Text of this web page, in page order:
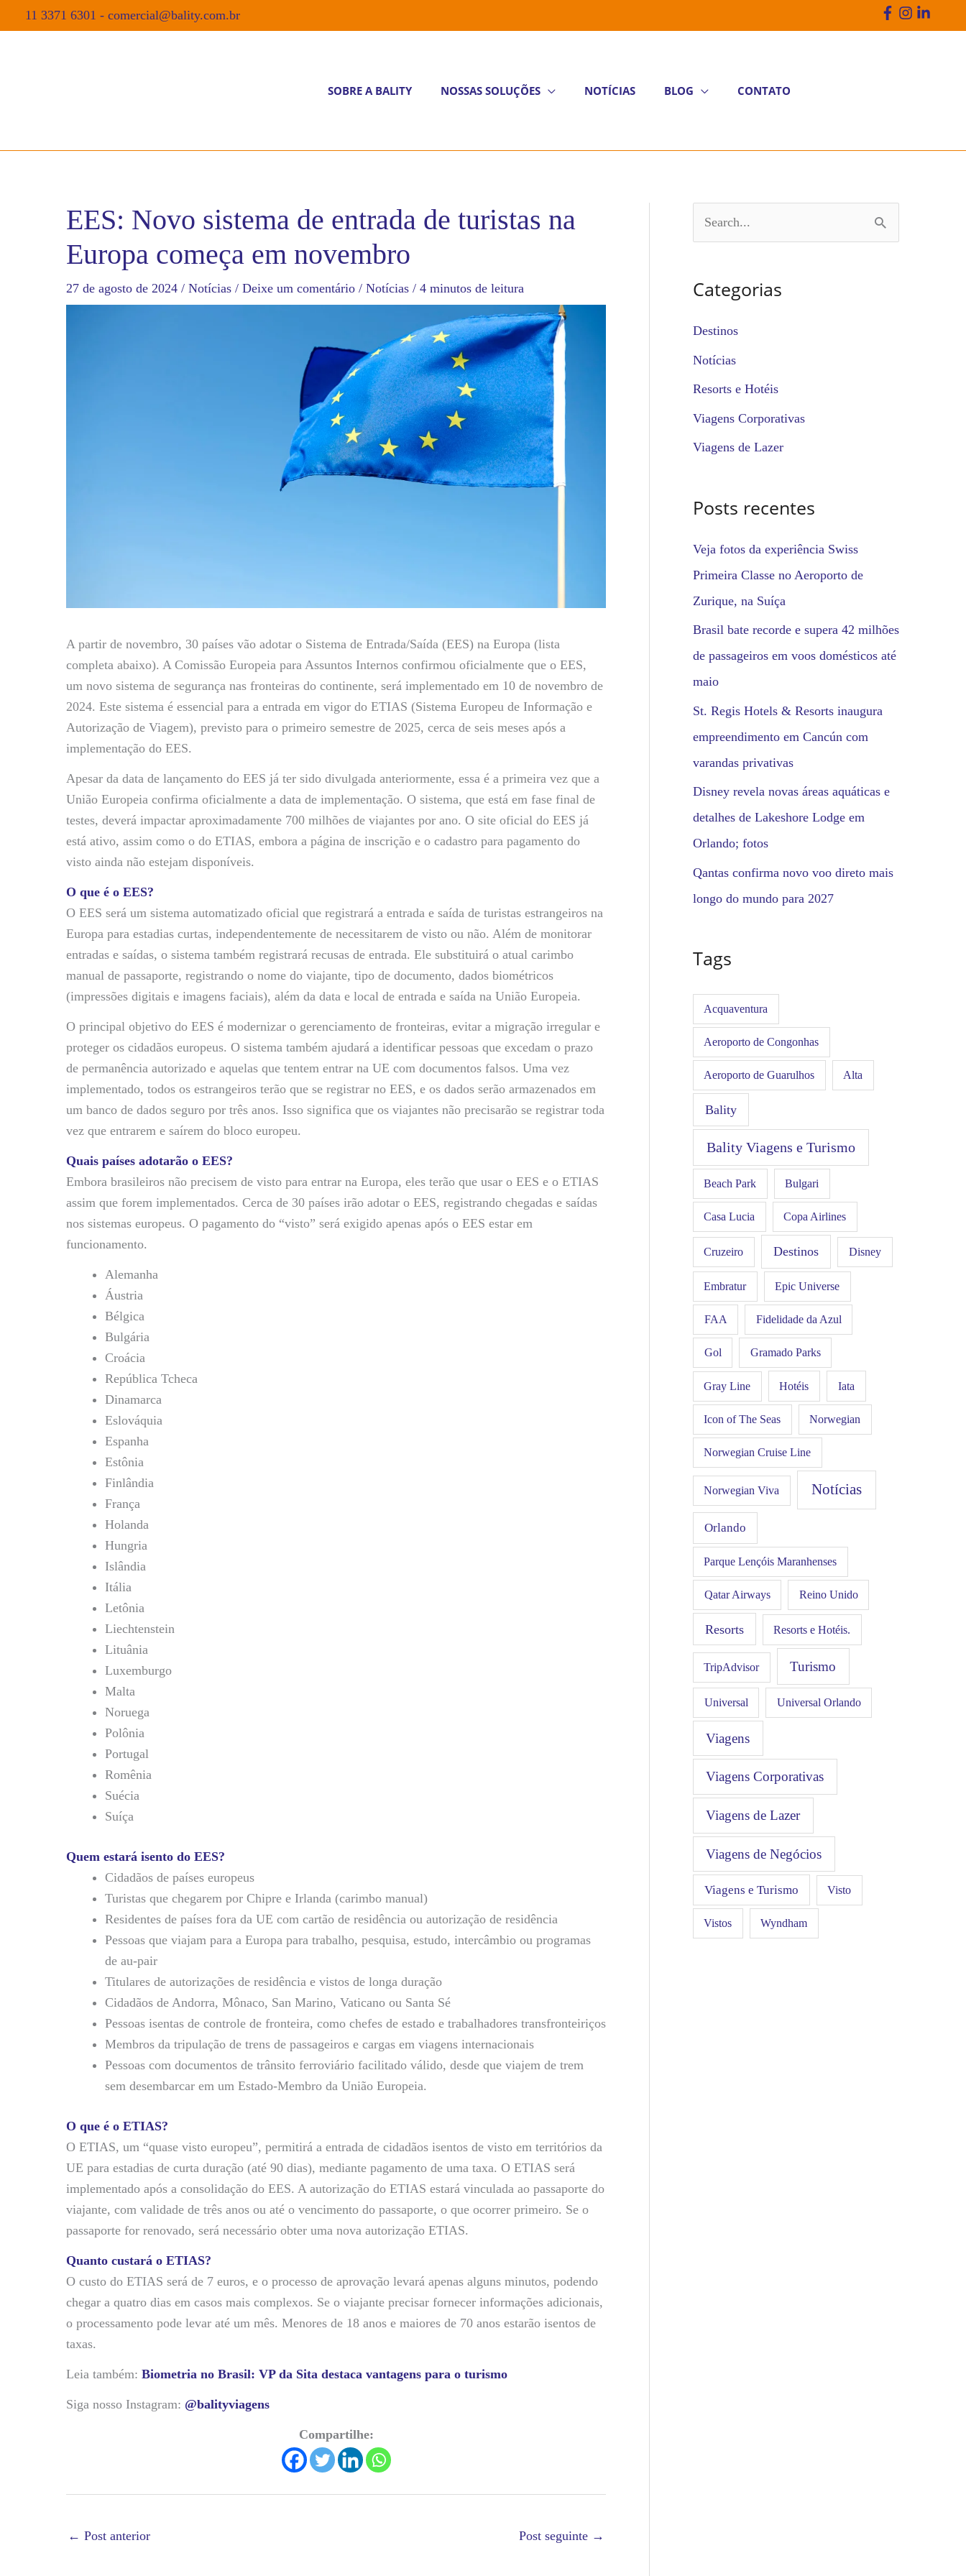
11 3371 6301 - comercial@bality.com.br
SOBRE A BALITY NOSSAS SOLUÇÕES NOTÍCIAS BLOG CONTATO
EES: Novo sistema de entrada de turistas na
Europa começa em novembro
27 de agosto de 2024 / Notícias / Deixe um comentário / Notícias / 4 minutos de leitura
A partir de novembro, 30 países vão adotar o Sistema de Entrada/Saída (EES) na Europa (lista
completa abaixo). A Comissão Europeia para Assuntos Internos confirmou oficialmente que o EES,
um novo sistema de segurança nas fronteiras do continente, será implementado em 10 de novembro de
2024. Este sistema é essencial para a entrada em vigor do ETIAS (Sistema Europeu de Informação e
Autorização de Viagem), previsto para o primeiro semestre de 2025, cerca de seis meses após a
implementação do EES.
Apesar da data de lançamento do EES já ter sido divulgada anteriormente, essa é a primeira vez que a
União Europeia confirma oficialmente a data de implementação. O sistema, que está em fase final de
testes, deverá impactar aproximadamente 700 milhões de viajantes por ano. O site oficial do EES já
está ativo, assim como o do ETIAS, embora a página de inscrição e o cadastro para pagamento do
visto ainda não estejam disponíveis.
O que é o EES?
O EES será um sistema automatizado oficial que registrará a entrada e saída de turistas estrangeiros na
Europa para estadias curtas, independentemente de necessitarem de visto ou não. Além de monitorar
entradas e saídas, o sistema também registrará recusas de entrada. Ele substituirá o atual carimbo
manual de passaporte, registrando o nome do viajante, tipo de documento, dados biométricos
(impressões digitais e imagens faciais), além da data e local de entrada e saída na União Europeia.
O principal objetivo do EES é modernizar o gerenciamento de fronteiras, evitar a migração irregular e
proteger os cidadãos europeus. O sistema também ajudará a identificar pessoas que excedam o prazo
de permanência autorizado e aquelas que tentem entrar na UE com documentos falsos. Uma vez
implementado, todos os estrangeiros terão que se registrar no EES, e os dados serão armazenados em
um banco de dados seguro por três anos. Isso significa que os viajantes não precisarão se registrar toda
vez que entrarem e saírem do bloco europeu.
Quais países adotarão o EES?
Embora brasileiros não precisem de visto para entrar na Europa, eles terão que usar o EES e o ETIAS
assim que forem implementados. Cerca de 30 países irão adotar o EES, registrando chegadas e saídas
nos sistemas europeus. O pagamento do “visto” será exigido apenas após o EES estar em
funcionamento.
Alemanha
Áustria
Bélgica
Bulgária
Croácia
República Tcheca
Dinamarca
Eslováquia
Espanha
Estônia
Finlândia
França
Holanda
Hungria
Islândia
Itália
Letônia
Liechtenstein
Lituânia
Luxemburgo
Malta
Noruega
Polônia
Portugal
Romênia
Suécia
Suíça
Quem estará isento do EES?
Cidadãos de países europeus
Turistas que chegarem por Chipre e Irlanda (carimbo manual)
Residentes de países fora da UE com cartão de residência ou autorização de residência
Pessoas que viajam para a Europa para trabalho, pesquisa, estudo, intercâmbio ou programas
de au-pair
Titulares de autorizações de residência e vistos de longa duração
Cidadãos de Andorra, Mônaco, San Marino, Vaticano ou Santa Sé
Pessoas isentas de controle de fronteira, como chefes de estado e trabalhadores transfronteiriços
Membros da tripulação de trens de passageiros e cargas em viagens internacionais
Pessoas com documentos de trânsito ferroviário facilitado válido, desde que viajem de trem
sem desembarcar em um Estado-Membro da União Europeia.
O que é o ETIAS?
O ETIAS, um “quase visto europeu”, permitirá a entrada de cidadãos isentos de visto em territórios da
UE para estadias de curta duração (até 90 dias), mediante pagamento de uma taxa. O ETIAS será
implementado após a consolidação do EES. A autorização do ETIAS estará vinculada ao passaporte do
viajante, com validade de três anos ou até o vencimento do passaporte, o que ocorrer primeiro. Se o
passaporte for renovado, será necessário obter uma nova autorização ETIAS.
Quanto custará o ETIAS?
O custo do ETIAS será de 7 euros, e o processo de aprovação levará apenas alguns minutos, podendo
chegar a quatro dias em casos mais complexos. Se o viajante precisar fornecer informações adicionais,
o processamento pode levar até um mês. Menores de 18 anos e maiores de 70 anos estarão isentos de
taxas.
Leia também: Biometria no Brasil: VP da Sita destaca vantagens para o turismo
Siga nosso Instagram: @balityviagens
Compartilhe:
← Post anterior Post seguinte →
u
i
s
r
Categorias
Destinos
Notícias
Resorts e Hotéis
Viagens Corporativas
Viagens de Lazer
Posts recentes
Veja fotos da experiência Swiss
Primeira Classe no Aeroporto de
Zurique, na Suíça
Brasil bate recorde e supera 42 milhões
de passageiros em voos domésticos até
maio
St. Regis Hotels & Resorts inaugura
empreendimento em Cancún com
varandas privativas
Disney revela novas áreas aquáticas e
detalhes de Lakeshore Lodge em
Orlando; fotos
Qantas confirma novo voo direto mais
longo do mundo para 2027
Tags
Acquaventura
Aeroporto de Congonhas
Aeroporto de Guarulhos Alta
Bality
Bality Viagens e Turismo
Beach Park Bulgari
Casa Lucia Copa Airlines
Cruzeiro Destinos Disney
Embratur Epic Universe
FAA Fidelidade da Azul
Gol Gramado Parks
Gray Line Hotéis Iata
Icon of The Seas Norwegian
Norwegian Cruise Line
Norwegian Viva Notícias
Orlando
Parque Lençóis Maranhenses
Qatar Airways Reino Unido
Resorts Resorts e Hotéis.
TripAdvisor Turismo
Universal Universal Orlando
Viagens
Viagens Corporativas
Viagens de Lazer
Viagens de Negócios
Viagens e Turismo Visto
Vistos Wyndham